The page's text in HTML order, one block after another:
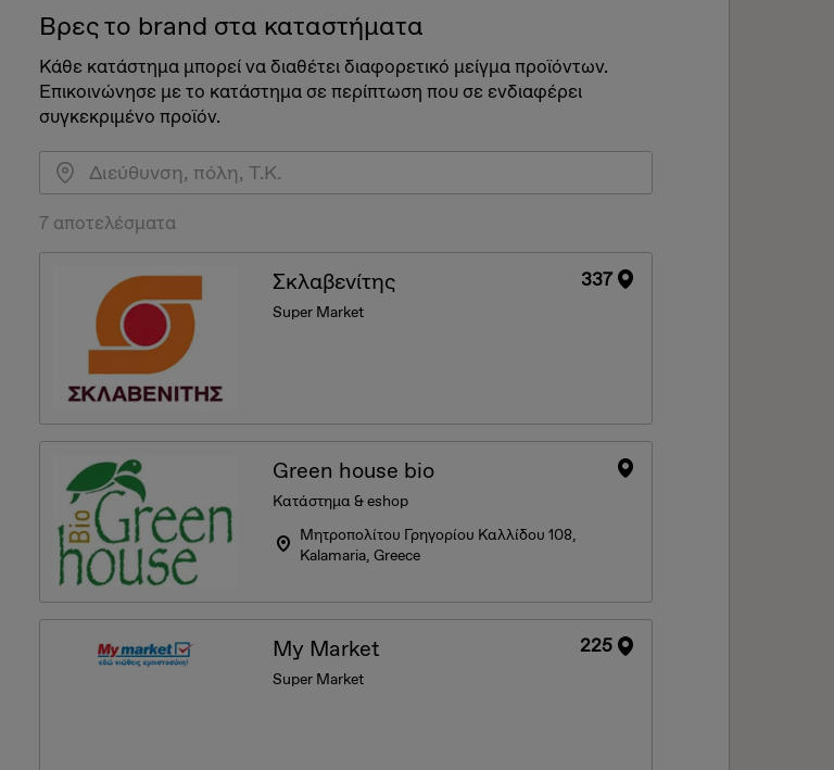
Βρες το brand στα καταστήματα
Κάθε κατάστημα μπορεί να διαθέτει διαφορετικό μείγμα προϊόντων.
Επικοινώνησε με το κατάστημα σε περίπτωση που σε ενδιαφέρει
συγκεκριμένο προϊόν.
7 αποτελέσματα
337
Σκλαβενίτης
Super Market
Green house bio
Κατάστημα & eshop
Μητροπολίτου Γρηγορίου Καλλίδου 108,
Kalamaria, Greece
225
My Market
Super Market